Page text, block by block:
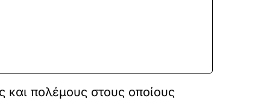
και πολέμους στους οποίους